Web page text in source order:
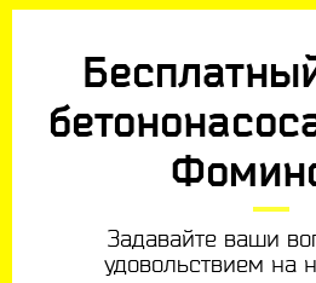
Задавайте ваши
удовольствием на